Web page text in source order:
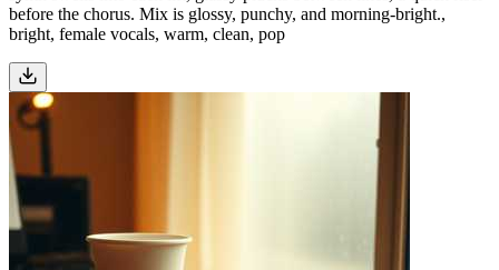
before the chorus. Mix is glossy, punchy, and morning-bright.,
bright, female vocals, warm, clean, pop